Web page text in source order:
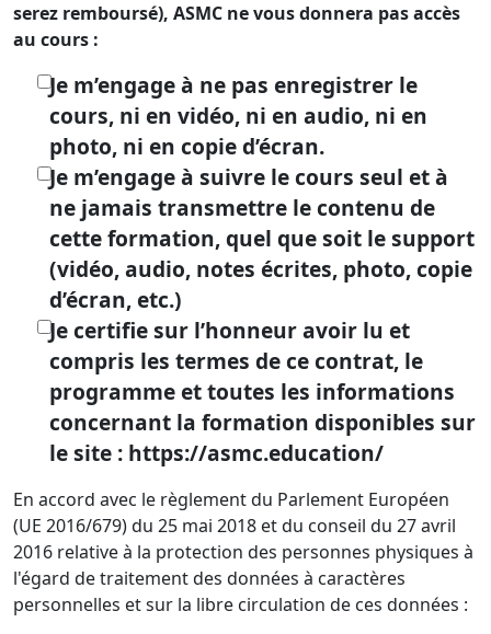
serez remboursé), ASMC ne vous donnera pas accès
au cours :
Je m’engage à ne pas enregistrer le
cours, ni en vidéo, ni en audio, ni en
photo, ni en copie d’écran.
Je m’engage à suivre le cours seul et à
ne jamais transmettre le contenu de
cette formation, quel que soit le support
(vidéo, audio, notes écrites, photo, copie
d’écran, etc.)
Je certifie sur l’honneur avoir lu et
compris les termes de ce contrat, le
programme et toutes les informations
concernant la formation disponibles sur
le site : https://asmc.education/
En accord avec le règlement du Parlement Européen
(UE 2016/679) du 25 mai 2018 et du conseil du 27 avril
2016 relative à la protection des personnes physiques à
l'égard de traitement des données à caractères
personnelles et sur la libre circulation de ces données :